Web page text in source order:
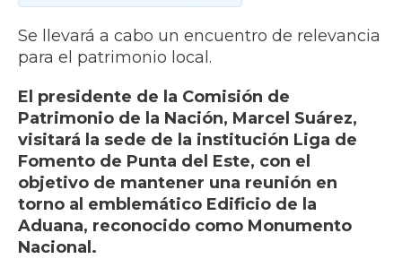
Se llevará a cabo un encuentro de relevancia
para el patrimonio local.
El presidente de la Comisión de
Patrimonio de la Nación, Marcel Suárez,
visitará la sede de la institución Liga de
Fomento de Punta del Este, con el
objetivo de mantener una reunión en
torno al emblemático Edificio de la
Aduana, reconocido como Monumento
Nacional.